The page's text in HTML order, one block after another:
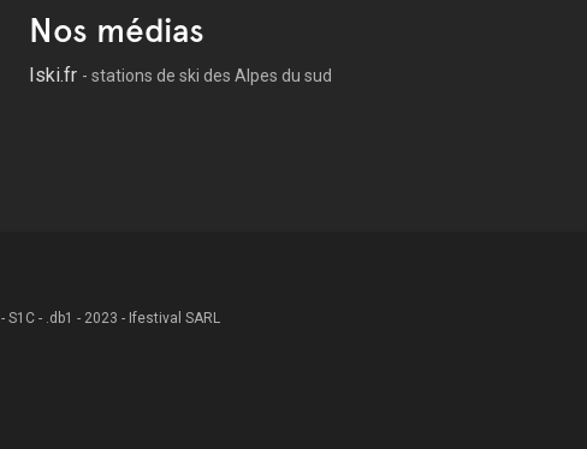
Nos médias
Iski.fr - stations de ski des Alpes du sud
S1C - .db1 - 2023 - Ifestival SARL